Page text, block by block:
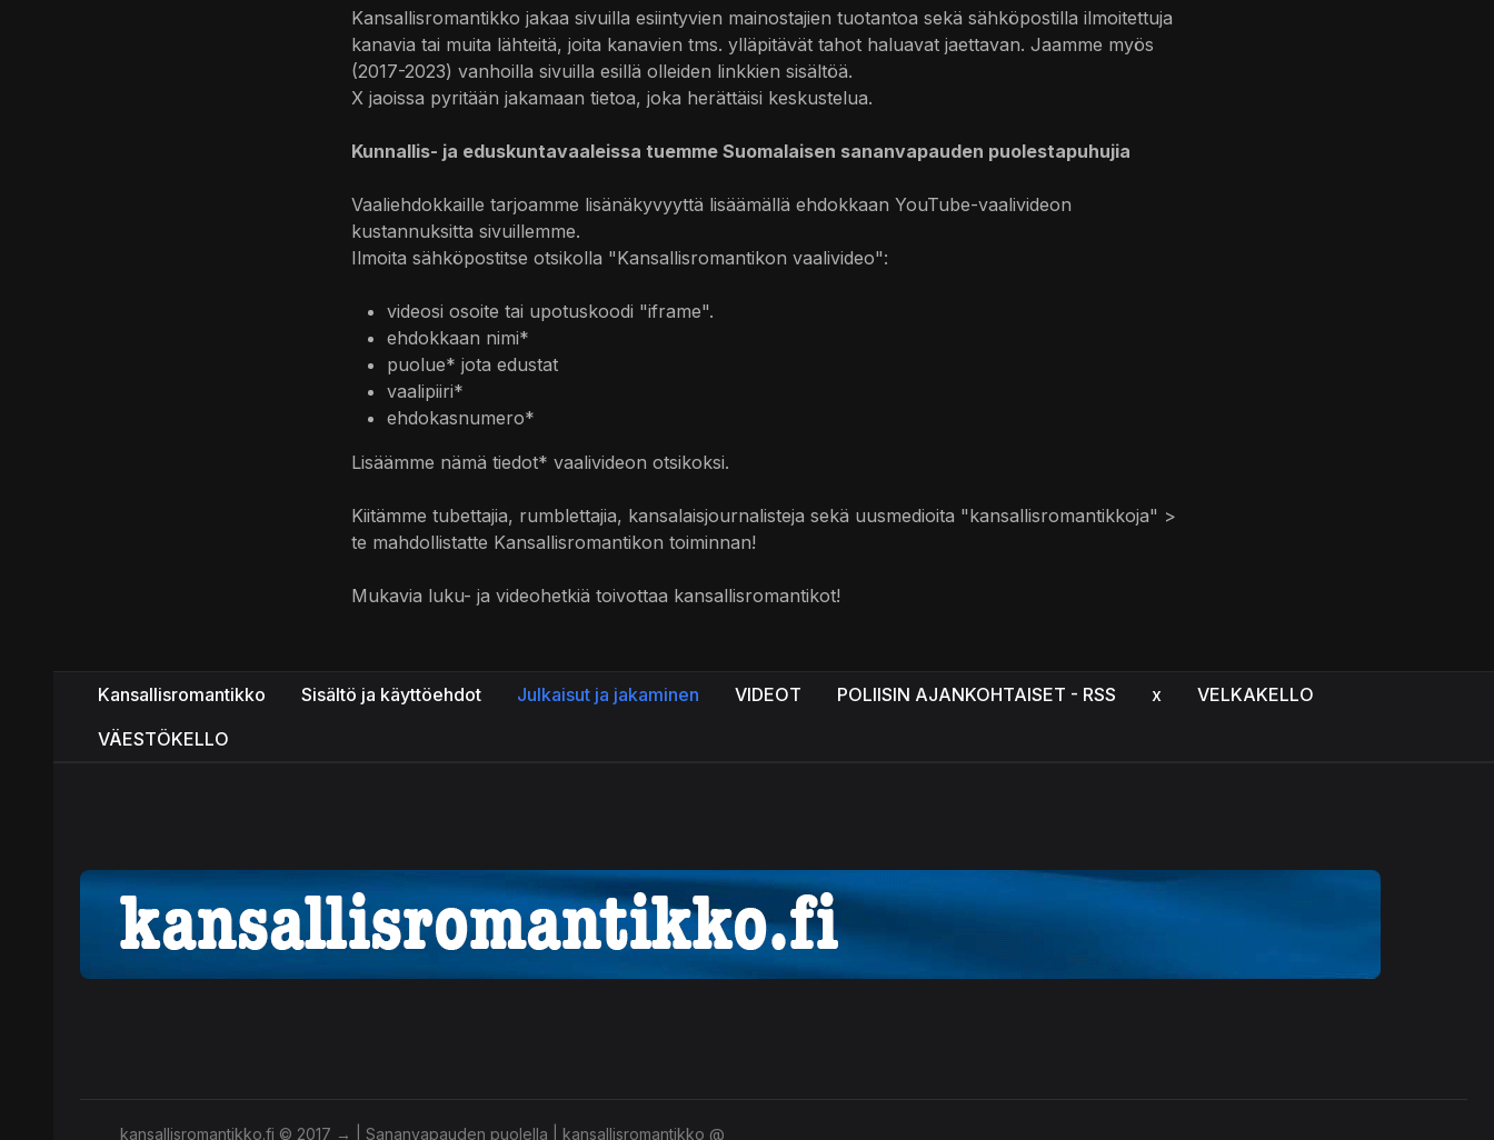
Kansallisromantikko jakaa sivuilla esiintyvien mainostajien tuotantoa sekä sähköpostilla ilmoitettuja
kanavia tai muita lähteitä, joita kanavien tms. ylläpitävät tahot haluavat jaettavan. Jaamme myös
(2017-2023) vanhoilla sivuilla esillä olleiden linkkien sisältöä.
X jaoissa pyritään jakamaan tietoa, joka herättäisi keskustelua.
Kunnallis- ja eduskuntavaaleissa tuemme Suomalaisen sananvapauden puolestapuhujia
Vaaliehdokkaille tarjoamme lisänäkyvyyttä lisäämällä ehdokkaan YouTube-vaalivideon
kustannuksitta sivuillemme.
Ilmoita sähköpostitse otsikolla "Kansallisromantikon vaalivideo":
videosi osoite tai upotuskoodi "iframe".
ehdokkaan nimi*
puolue* jota edustat
vaalipiiri*
ehdokasnumero*
Lisäämme nämä tiedot* vaalivideon otsikoksi.
Kiitämme tubettajia, rumblettajia, kansalaisjournalisteja sekä uusmedioita "kansallisromantikkoja" >
te mahdollistatte Kansallisromantikon toiminnan!
Mukavia luku- ja videohetkiä toivottaa kansallisromantikot!
Kansallisromantikko Sisältö ja käyttöehdot Julkaisut ja jakaminen VIDEOT POLIISIN AJANKOHTAISET - RSS x
VELKAKELLO
VÄESTÖKELLO
kansallisromantikko.fi © 2017 → | Sananvapauden puolella | kansallisromantikko @